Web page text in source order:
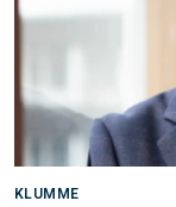
KLUMME